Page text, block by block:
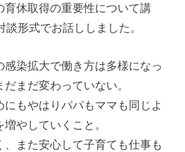
育休取得の重要性について講
形式でお話ししました。
染拡大で働き方は多様になっ
まだ変わっていない。
もやはりパパもママも同じよ
やしていくこと。
また安心して子育ても仕事も